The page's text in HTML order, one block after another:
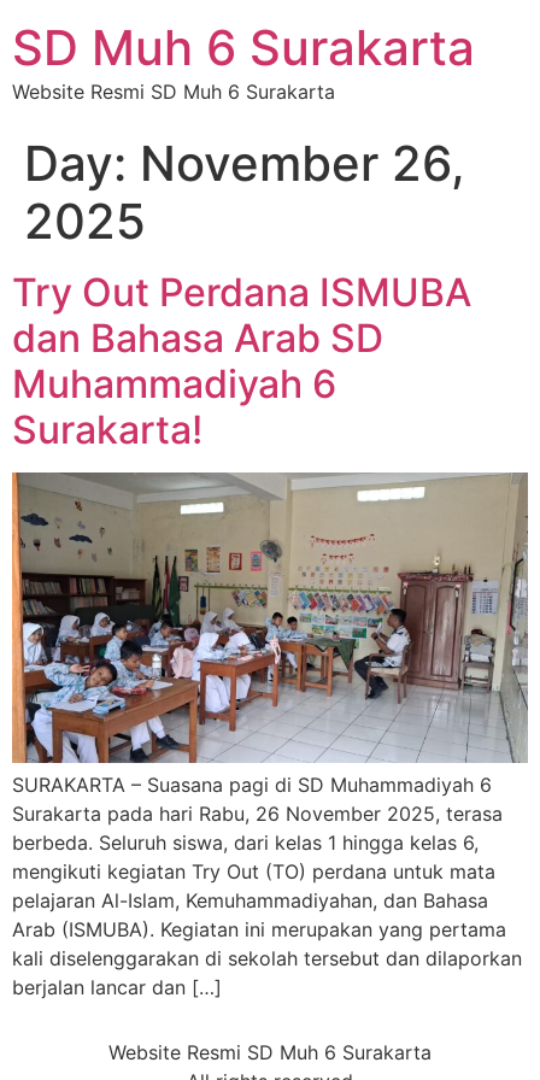
SD Muh 6 Surakarta
Website Resmi SD Muh 6 Surakarta
Day: November 26,
2025
Try Out Perdana ISMUBA
dan Bahasa Arab SD
Muhammadiyah 6
Surakarta!
SURAKARTA – Suasana pagi di SD Muhammadiyah 6
Surakarta pada hari Rabu, 26 November 2025, terasa
berbeda. Seluruh siswa, dari kelas 1 hingga kelas 6,
mengikuti kegiatan Try Out (TO) perdana untuk mata
pelajaran Al-Islam, Kemuhammadiyahan, dan Bahasa
Arab (ISMUBA). Kegiatan ini merupakan yang pertama
kali diselenggarakan di sekolah tersebut dan dilaporkan
berjalan lancar dan […]
Website Resmi SD Muh 6 Surakarta